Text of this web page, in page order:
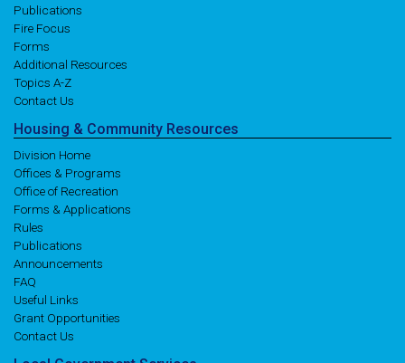
Publications
Fire Focus
Forms
Additional Resources
Topics A-Z
Contact Us
Housing & Community Resources
Division Home
Offices & Programs
Office of Recreation
Forms & Applications
Rules
Publications
Announcements
FAQ
Useful Links
Grant Opportunities
Contact Us